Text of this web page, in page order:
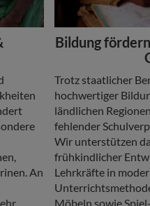
An
Headline
Bildung
Copy
Trotz staatlicher
hochwertiger
ländlichen
fehlender
Wir unterstützen
frühkindlicher
Lehrkräfte in
Möbeln sowie